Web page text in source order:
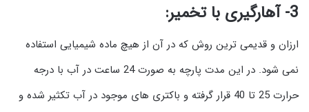
3- آهارگیری با تخمیر:
ارزان و قدیمی ترین روش که در آن از هیچ ماده شیمیایی استفاده
نمی شود. در این مدت پارچه به صورت 24 ساعت در آب با درجه
حرارت 25 تا 40 قرار گرفته و باکتری های موجود در آب تکثیر شده و